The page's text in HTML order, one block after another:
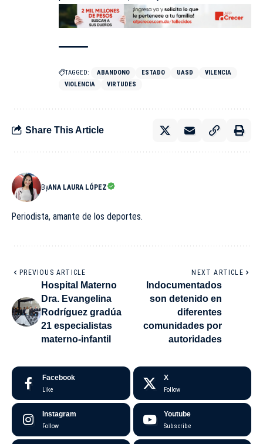
TAGGED: ABANDONO ESTADO UASD
VILENCIA
VIOLENCIA
VIRTUDES
Share This Article
ByANA LAURA LÓPEZ
Periodista, amante de los deportes.
PREVIOUS ARTICLE
Hospital Materno
Dra. Evangelina
Rodríguez gradúa
21 especialistas
materno-infantil
NEXT ARTICLE
Indocumentados
son detenido en
diferentes
comunidades por
autoridades
Facebook
Like
X
Follow
Instagram
Follow
Youtube
Subscribe